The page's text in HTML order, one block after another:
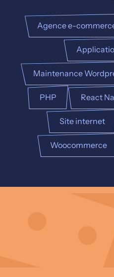
Agence e-
Maintenance
PHP React
Site internet
Woocommerce